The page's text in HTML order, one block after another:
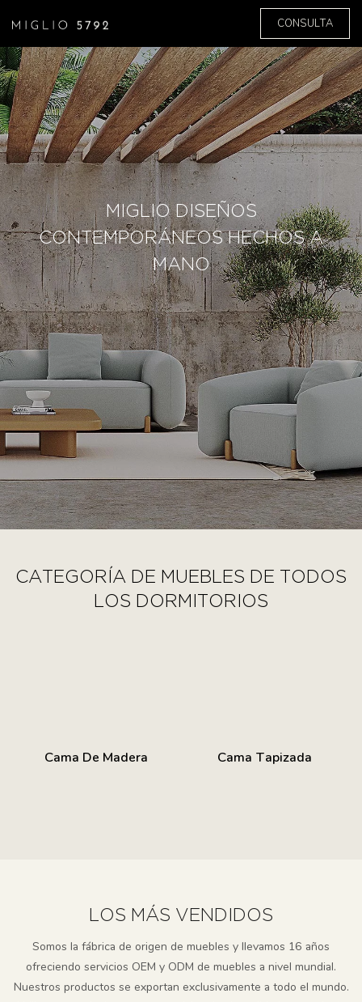
CONSULTA
MIGLIO DISEÑOS
CONTEMPORÁNEOS HECHOS A
MANO
CATEGORÍA DE MUEBLES DE TODOS
LOS DORMITORIOS
Cama De Madera Cama Tapizada
LOS MÁS VENDIDOS
Somos la fábrica de origen de muebles y llevamos 16 años
ofreciendo servicios OEM y ODM de muebles a nivel mundial.
Nuestros productos se exportan exclusivamente a todo el mundo.